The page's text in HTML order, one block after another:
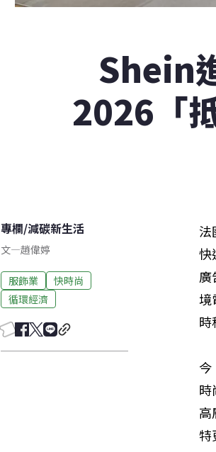
Shein
2026「
專欄/減碳新生活
文—趙偉婷
服飾業
快時尚
循環經濟
法
快
廣
境
時
今
時
高
特